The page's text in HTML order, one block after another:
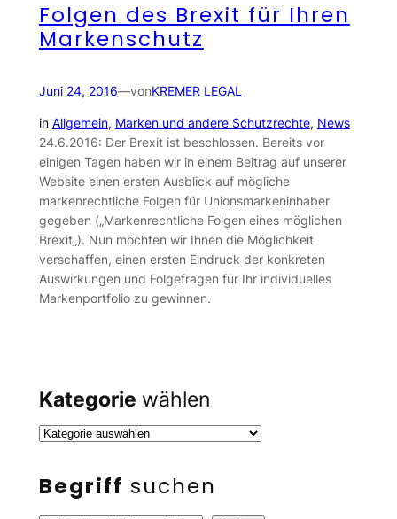
Folgen des Brexit für Ihren
Markenschutz
Juni 24, 2016—vonKREMER LEGAL
in Allgemein, Marken und andere Schutzrechte, News
24.6.2016: Der Brexit ist beschlossen. Bereits vor
einigen Tagen haben wir in einem Beitrag auf unserer
Website einen ersten Ausblick auf mögliche
markenrechtliche Folgen für Unionsmarkeninhaber
gegeben („Markenrechtliche Folgen eines möglichen
Brexit„). Nun möchten wir Ihnen die Möglichkeit
verschaffen, einen ersten Eindruck der konkreten
Auswirkungen und Folgefragen für Ihr individuelles
Markenportfolio zu gewinnen.
Kategorie wählen
Begriff suchen